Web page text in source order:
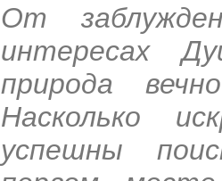
От
интересах
природа
Насколько
успешны